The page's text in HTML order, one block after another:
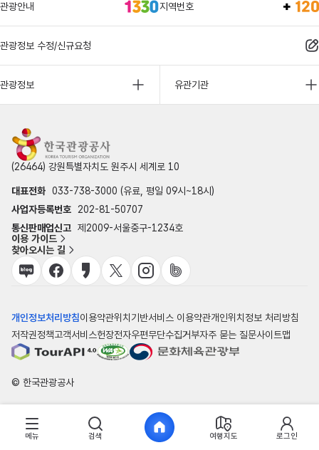
관광안내 지역번호
관광정보 수정/신규요청
관광정보 유관기관
(26464) 강원특별자치도 원주시 세계로 10
대표전화 033-738-3000 (유료, 평일 09시~18시)
사업자등록번호 202-81-50707
통신판매업신고 제2009-서울중구-1234호
이용 가이드
찾아오시는 길
개인정보처리방침이용약관위치기반서비스 이용약관개인위치정보 처리방침
저작권정책고객서비스헌장전자우편무단수집거부자주 묻는 질문사이트맵
© 한국관광공사
메뉴 검색 여행지도 로그인